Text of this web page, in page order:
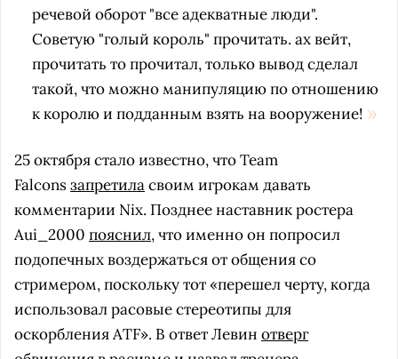
речевой оборот "все адекватные люди".
Советую "голый король" прочитать. ах вейт,
прочитать то прочитал, только вывод сделал
такой, что можно манипуляцию по отношению
к королю и подданным взять на вооружение!
25 октября стало известно, что Team
Falconsзапретиласвоим игрокам давать
комментарии Nix. Позднее наставник ростера
Aui_2000 пояснил, что именно он попросил
подопечных воздержаться от общения со
стримером, поскольку тот «перешел черту, когда
использовал расовые стереотипы для
оскорбления ATF». В ответ Левин отверг